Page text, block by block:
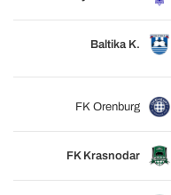
Baltika K.
FK Orenburg
FK Krasnodar